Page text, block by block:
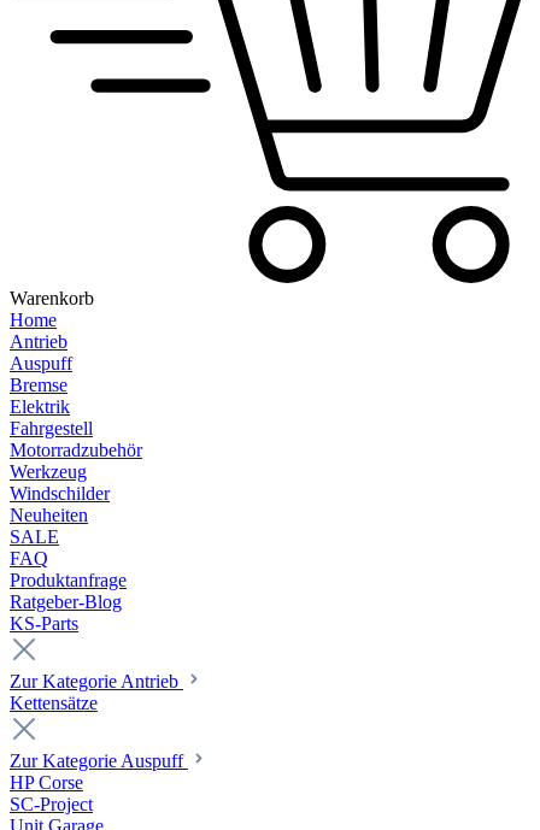
Warenkorb
Home
Antrieb
Auspuff
Bremse
Elektrik
Fahrgestell
Motorradzubehör
Werkzeug
Windschilder
Neuheiten
SALE
FAQ
Produktanfrage
Ratgeber-Blog
KS-Parts
Zur Kategorie Antrieb
Kettensätze
Zur Kategorie Auspuff
HP Corse
SC-Project